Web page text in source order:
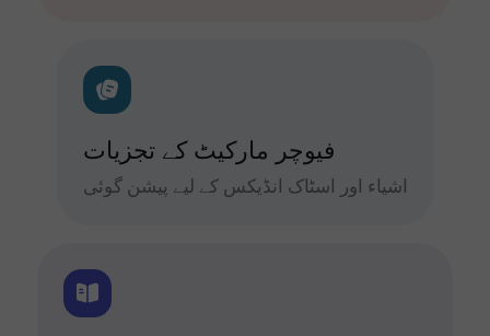
فیوچر مارکیٹ کے تجزیات
اشیاء اور اسٹاک انڈیکس کے لیے پیشن گوئی